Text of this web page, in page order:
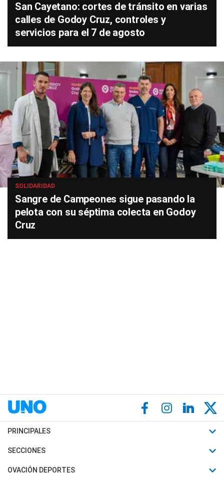
San Cayetano: cortes de tránsito en varias
calles de Godoy Cruz, controles y
servicios para el 7 de agosto
SOLIDARIDAD
Sangre de Campeones sigue pasando la
pelota con su séptima colecta en Godoy
Cruz
PRINCIPALES
Últimas Noticias
Política
SECCIONES
Horóscopo
OVACIÓN DEPORTES